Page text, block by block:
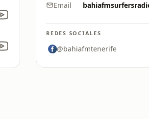
Email
REDES SOCIALES
@bahiafmtenerife